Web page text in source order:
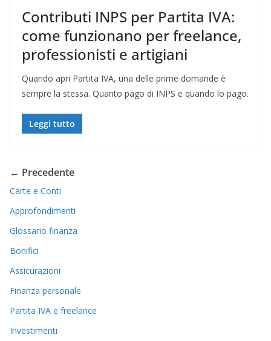
Contributi INPS per Partita IVA:
come funzionano per freelance,
professionisti e artigiani
Quando apri Partita IVA, una delle prime domande è
sempre la stessa. Quanto pago di INPS e quando lo pago.
Leggi tutto
← Precedente
Carte e Conti
Approfondimenti
Glossario finanza
Bonifici
Assicurazioni
Finanza personale
Partita IVA e freelance
Investimenti